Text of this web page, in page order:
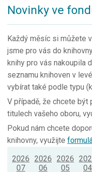
Novinky ve
Každý měsíc si můžete
jsme pro vás do
knihy pro vás nakoupila
seznamu knihoven v
vybírat také podle typu
V případě, že chcete být
titulech vašeho oboru,
Pokud nám chcete
knihovny, využijte
2026
07
2026
06
2026
05
04